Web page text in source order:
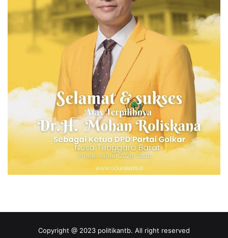
Copyright @ 2023 politikantb. All right reserved